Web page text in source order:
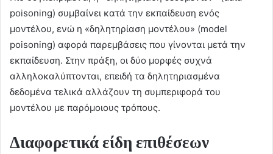
poisoning) συμβαίνει κατά την εκπαίδευση ενός
μοντέλου, ενώ η «δηλητηρίαση μοντέλου» (model
poisoning) αφορά παρεμβάσεις που γίνονται μετά την
εκπαίδευση. Στην πράξη, οι δύο μορφές συχνά
αλληλοκαλύπτονται, επειδή τα δηλητηριασμένα
δεδομένα τελικά αλλάζουν τη συμπεριφορά του
μοντέλου με παρόμοιους τρόπους.
Διαφορετικά είδη επιθέσεων